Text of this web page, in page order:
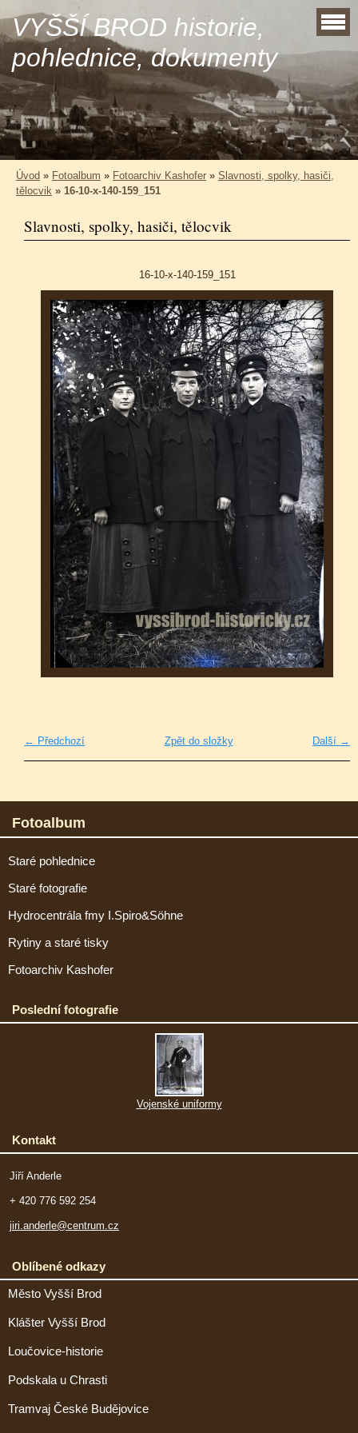
VYŠŠÍ BROD historie,
pohlednice, dokumenty
Úvod » Fotoalbum » Fotoarchiv Kashofer » Slavnosti, spolky, hasiči,
tělocvik » 16-10-x-140-159_151
Slavnosti, spolky, hasiči, tělocvik
16-10-x-140-159_151
← Předchozí Další →
Zpět do složky
Fotoalbum
Staré pohlednice
Staré fotografie
Hydrocentrála fmy I.Spiro&Söhne
Rytiny a staré tisky
Fotoarchiv Kashofer
Poslední fotografie
Vojenské uniformy
Kontakt
Jiří Anderle
+ 420 776 592 254
jiri.anderle@centrum.cz
Oblíbené odkazy
Město Vyšší Brod
Klášter Vyšší Brod
Loučovice-historie
Podskala u Chrasti
Tramvaj České Budějovice